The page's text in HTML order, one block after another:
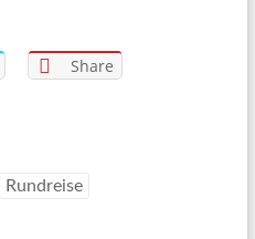
Share
Rundreise